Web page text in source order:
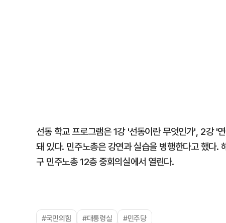
선동 학교 프로그램은 1강 '선동이란 무엇인가', 2강 '
돼 있다. 민주노총은 강연과 실습을 병행한다고 했다
구 민주노총 12층 중회의실에서 열린다.
#국민의힘 #대통령실 #민주당